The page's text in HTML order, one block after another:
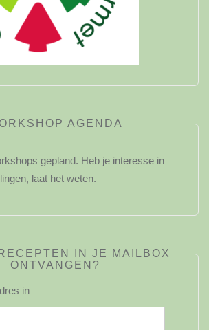
AGENDA
gepland. Heb je interesse in
laat het weten.
IN JE MAILBOX
ONTVANGEN?
in